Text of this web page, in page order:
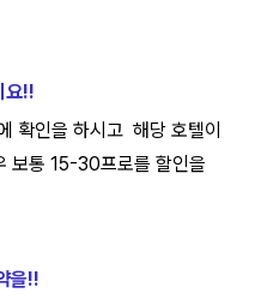
요!!
확인을 하시고 해당 호텔이
보통 15-30프로를 할인을
을!!